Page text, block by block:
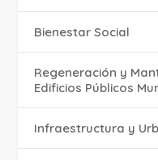
Bienestar Social
Regeneración y
Edificios Públicos
Infraestructura y